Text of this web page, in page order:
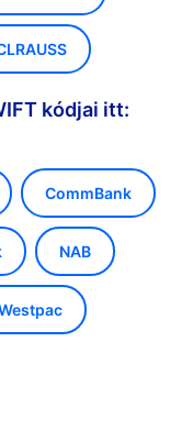
kódjai itt:
CommBank
NAB